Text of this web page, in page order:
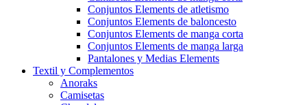
Conjuntos Elements de atletismo
Conjuntos Elements de baloncesto
Conjuntos Elements de manga corta
Conjuntos Elements de manga larga
Pantalones y Medias Elements
Textil y Complementos
Anoraks
Camisetas